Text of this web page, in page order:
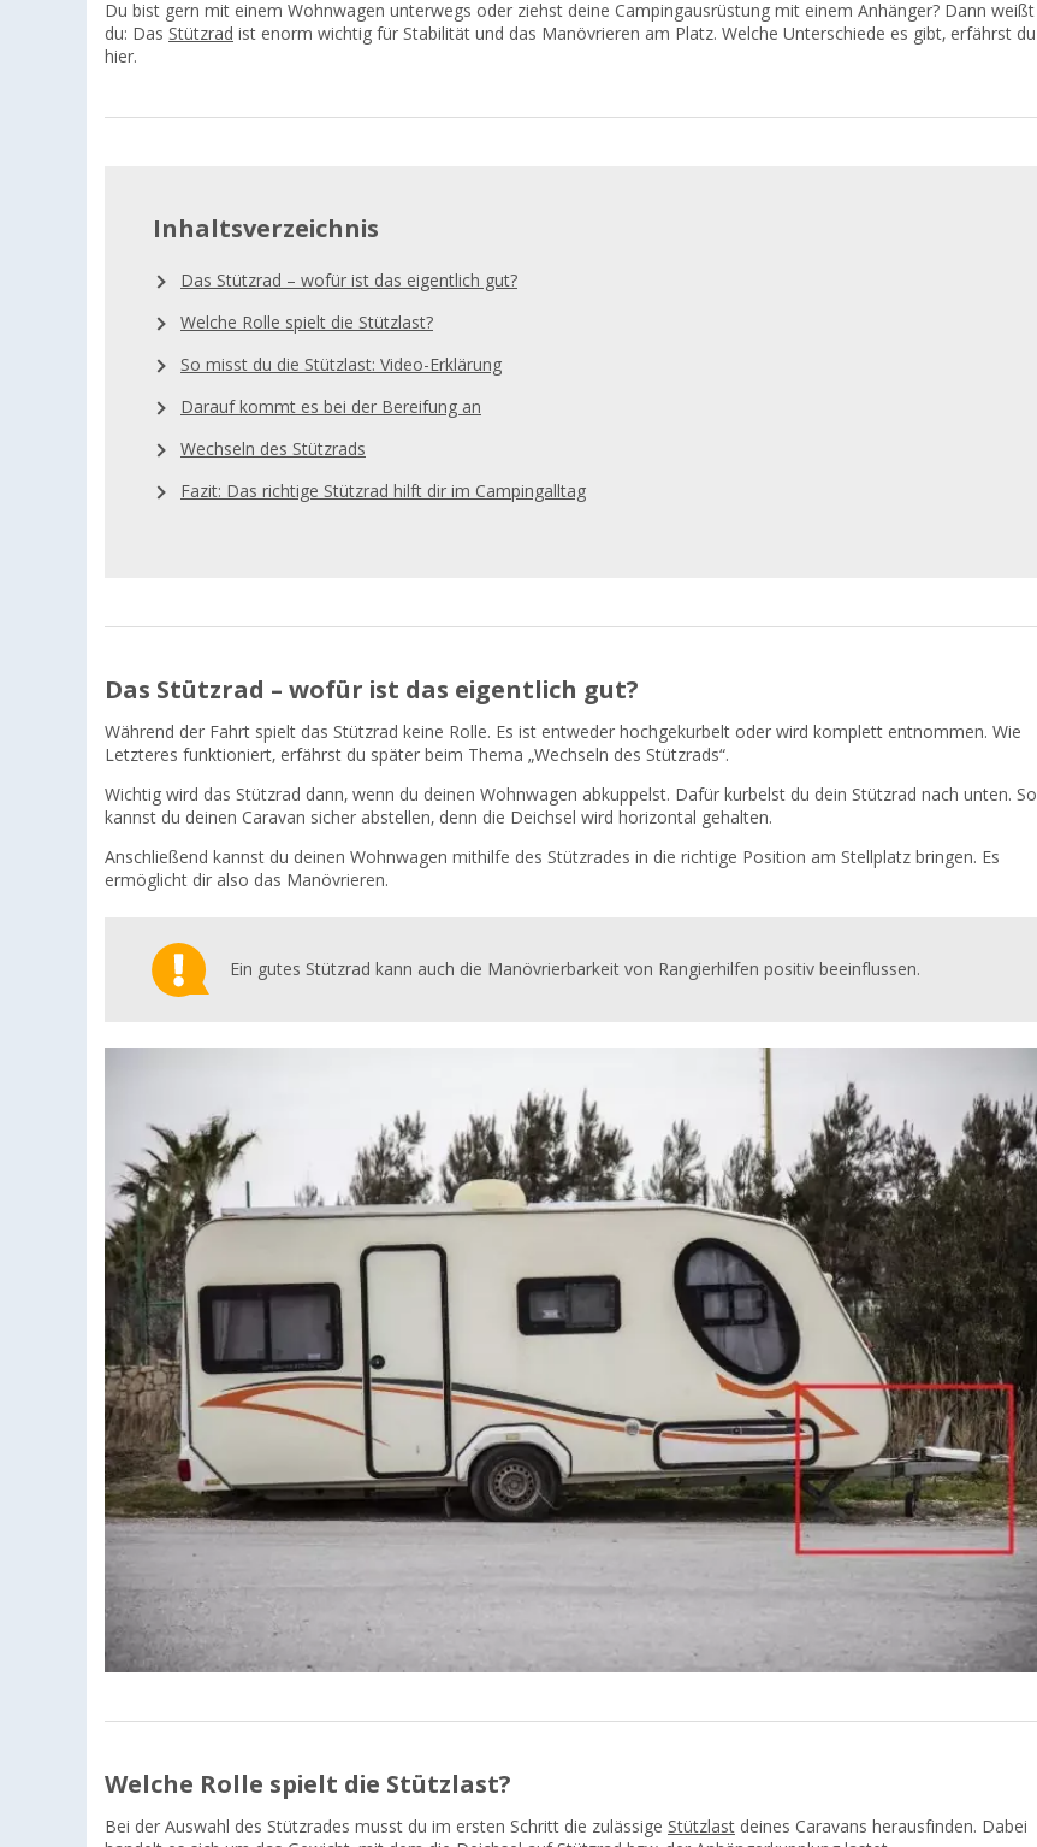
Du bist gern mit einem Wohnwagen unterwegs oder ziehst deine Campingausrüstung mit einem Anhänger? Dann weißt
du: Das Stützrad ist enorm wichtig für Stabilität und das Manövrieren am Platz. Welche Unterschiede es gibt, erfährst du
hier.
Inhaltsverzeichnis
Das Stützrad – wofür ist das eigentlich gut?
Welche Rolle spielt die Stützlast?
So misst du die Stützlast: Video-Erklärung
Darauf kommt es bei der Bereifung an
Wechseln des Stützrads
Fazit: Das richtige Stützrad hilft dir im Campingalltag
Das Stützrad – wofür ist das eigentlich gut?
Während der Fahrt spielt das Stützrad keine Rolle. Es ist entweder hochgekurbelt oder wird komplett entnommen. Wie
Letzteres funktioniert, erfährst du später beim Thema „Wechseln des Stützrads“.
Wichtig wird das Stützrad dann, wenn du deinen Wohnwagen abkuppelst. Dafür kurbelst du dein Stützrad nach unten. So
kannst du deinen Caravan sicher abstellen, denn die Deichsel wird horizontal gehalten.
Anschließend kannst du deinen Wohnwagen mithilfe des Stützrades in die richtige Position am Stellplatz bringen. Es
ermöglicht dir also das Manövrieren.
Ein gutes Stützrad kann auch die Manövrierbarkeit von Rangierhilfen positiv beeinflussen.
Welche Rolle spielt die Stützlast?
Bei der Auswahl des Stützrades musst du im ersten Schritt die zulässige Stützlast deines Caravans herausfinden. Dabei